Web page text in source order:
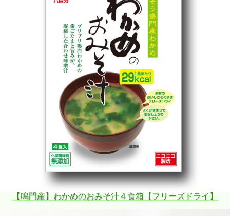
【鳴門産】わかめのおみそ汁１食袋【フリーズドライ】
●プリプリ鳴門わかめの歯ごたえと旨みが凝縮した赤だし味
鳴門海峡の海が育てたわかめは、色・つや・食感に優れた肉
厚の存在感が魅力です。
旨みたっぷりの赤だしに浮かぶ歯ごたえがうれしい鳴門わか
めを惜しみなく使っています。
肉厚の鳴門わかめの食感としゃきしゃきの有機ねぎとの組み
合わせは味噌汁の原点ともいえる組み合わせです。
ならではのわかめのひろがる驚きが楽しい味噌
【鳴門産】わかめのおみそ汁４食箱【フリーズドライ】